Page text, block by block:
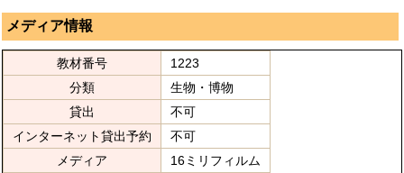
メディア情報
教材番号
1223
分類
生物・博物
貸出
不可
インターネット貸出予約
不可
メディア
16ミリフィルム